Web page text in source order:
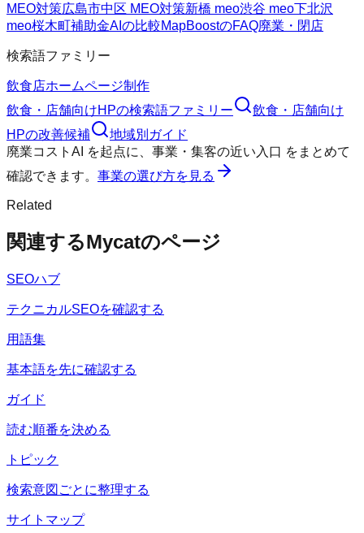
MEO対策広島市中区 MEO対策新橋 meo渋谷 meo下北沢
meo桜木町補助金AIの比較MapBoostのFAQ廃業・閉店
検索語ファミリー
飲食店ホームページ制作
飲食・店舗向けHPの検索語ファミリー
飲食・店舗向け
HPの改善候補
地域別ガイド
廃業コストAI
を起点に、 事業・集客の近い入口 をまとめて
確認できます。 事業の選び方を見る
Related
関連するMycatのページ
SEOハブ
テクニカルSEOを確認する
用語集
基本語を先に確認する
ガイド
読む順番を決める
トピック
検索意図ごとに整理する
サイトマップ